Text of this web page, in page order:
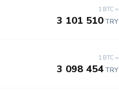
1 BTC =
3 101 510 TRY
1 BTC =
3 098 454 TRY